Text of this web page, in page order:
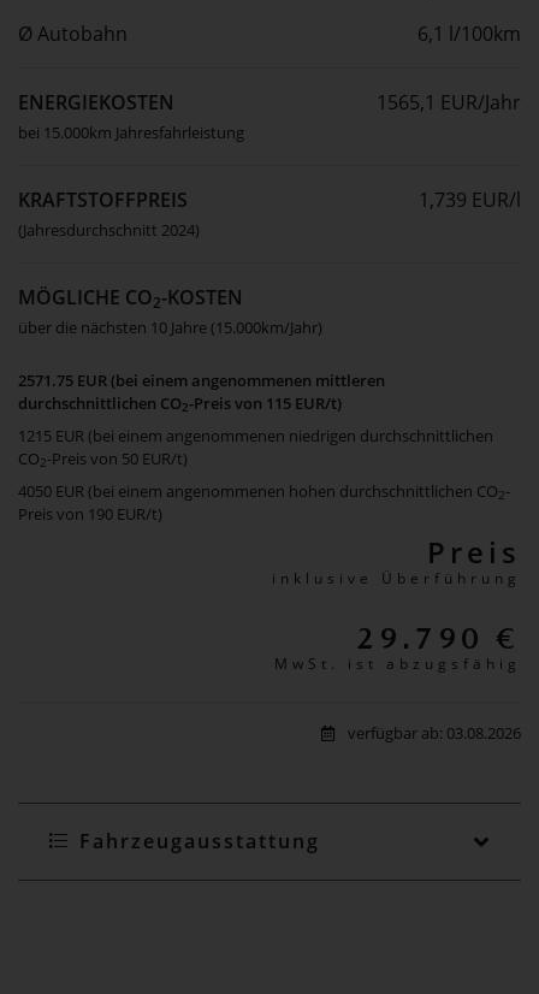
Ø Autobahn
6,1 l/100km
ENERGIEKOSTEN
bei 15.000km Jahresfahrleistung
1565,1 EUR/Jahr
KRAFTSTOFFPREIS
(Jahresdurchschnitt 2024)
1,739 EUR/l
MÖGLICHE CO2-KOSTEN
über die nächsten 10 Jahre (15.000km/Jahr)
2571.75 EUR (bei einem angenommenen mittleren
durchschnittlichen CO2-Preis von 115 EUR/t)
1215 EUR (bei einem angenommenen niedrigen durchschnittlichen
CO2-Preis von 50 EUR/t)
4050 EUR (bei einem angenommenen hohen durchschnittlichen CO2-
Preis von 190 EUR/t)
Preis
inklusive Überführung
29.790 €
MwSt. ist abzugsfähig
verfügbar ab: 03.08.2026
Fahrzeugausstattung